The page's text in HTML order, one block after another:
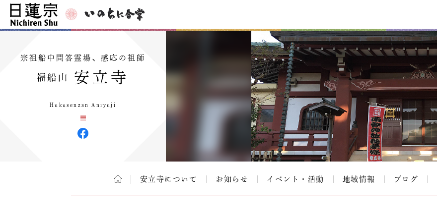
宗祖船中問答霊場、感応の祖師
福船山 安立寺
Hukusenzan Anryuji
安立寺について お知らせ イベント・活動 地域情報 ブログ